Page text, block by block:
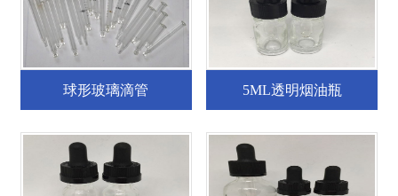
球形玻璃滴管 5ML透明烟油瓶